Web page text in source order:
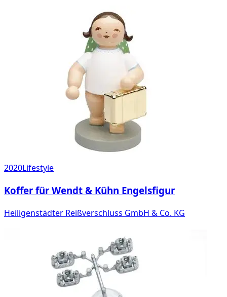
2020Lifestyle
Koffer für Wendt & Kühn Engelsfigur
Heiligenstädter Reißverschluss GmbH & Co. KG